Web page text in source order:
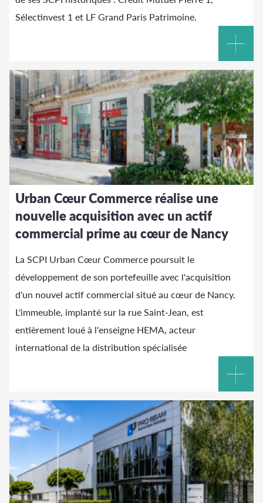
Sélectinvest 1 et LF Grand Paris Patrimoine.
Urban Cœur Commerce réalise une
nouvelle acquisition avec un actif
commercial prime au cœur de Nancy
La SCPI Urban Cœur Commerce poursuit le
développement de son portefeuille avec l'acquisition
d'un nouvel actif commercial situé au cœur de Nancy.
L'immeuble, implanté sur la rue Saint-Jean, est
entièrement loué à l'enseigne HEMA, acteur
international de la distribution spécialisée